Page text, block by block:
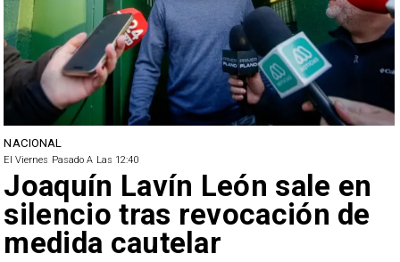
NACIONAL
El Viernes Pasado A Las 12:40
Joaquín Lavín León sale en
silencio tras revocación de
medida cautelar